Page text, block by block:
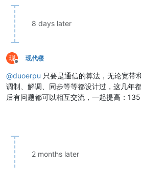
8 days later
现
Offline
现代楼
@duoerpu 只要是通信的算法，无论宽带
调制、解调、同步等等都设计过，这几年
后有问题都可以相互交流，一起提高：
2 months later